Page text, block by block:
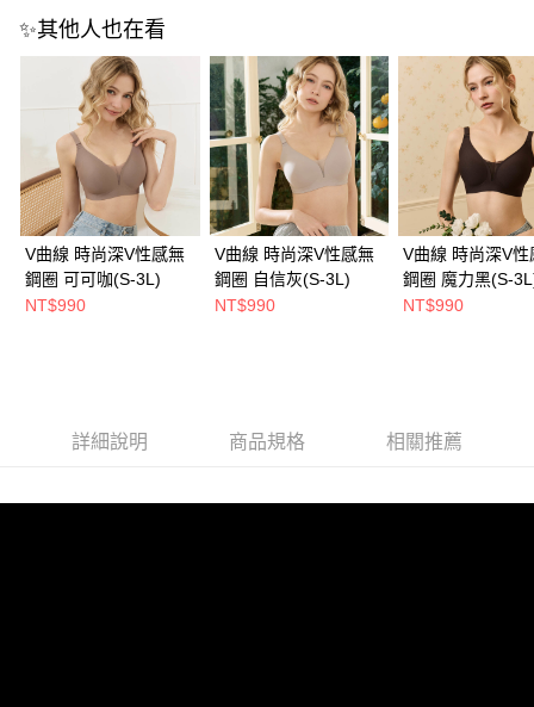
✨其他人也在看
V曲線 時尚深V性感無
鋼圈 可可咖(S-3L)
NT$990
V曲線 時尚深V性感無
鋼圈 自信灰(S-3L)
NT$990
V曲線 時尚深V性
鋼圈 魔力黑(S-
NT$990
詳細說明 商品規格 相關推薦